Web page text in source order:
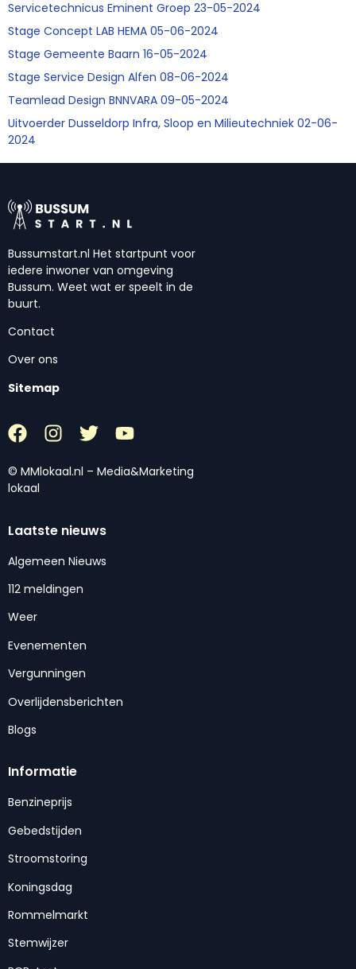
Servicetechnicus Eminent Groep 23-05-2024
Stage Concept LAB HEMA 05-06-2024
Stage Gemeente Baarn 16-05-2024
Stage Service Design Alfen 08-06-2024
Teamlead Design BNNVARA 09-05-2024
Uitvoerder Dusseldorp Infra, Sloop en Milieutechniek 02-06-
2024
Bussumstart.nl Het startpunt voor
iedere inwoner van omgeving
Bussum. Weet wat er speelt in de
buurt.
Contact
Over ons
Sitemap
© MMlokaal.nl – Media&Marketing
lokaal
Laatste nieuws
Algemeen Nieuws
112 meldingen
Weer
Evenementen
Vergunningen
Overlijdensberichten
Blogs
Informatie
Benzineprijs
Gebedstijden
Stroomstoring
Koningsdag
Rommelmarkt
Stemwijzer